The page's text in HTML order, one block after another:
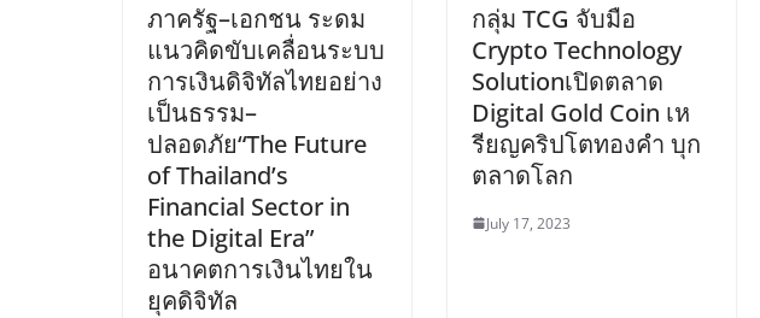
ภาครัฐ–เอกชน ระดม
แนวคิดขับเคลื่อนระบบ
การเงินดิจิทัลไทยอย่าง
เป็นธรรม–
ปลอดภัย“The Future
of Thailand’s
Financial Sector in
the Digital Era”
อนาคตการเงินไทยใน
ยุคดิจิทัล
กลุ่ม TCG จับมือ
Crypto Technology
Solutionเปิดตลาด
Digital Gold Coin เห
รียญคริปโตทองคำ บุก
ตลาดโลก
July 17, 2023